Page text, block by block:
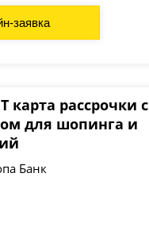
заявка
карта рассрочки с
для шопинга и